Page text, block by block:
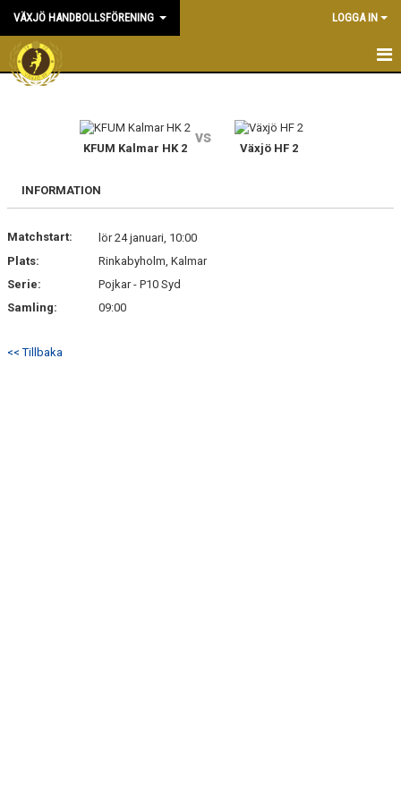
VÄXJÖ HANDBOLLSFÖRENING LOGGA IN
HEM
KONTAKT & KANSLI
DOKUMENT
KFUM Kalmar HK 2
vs
Växjö HF 2
INFORMATION
Matchstart:
lör 24 januari, 10:00
Plats:
Rinkabyholm, Kalmar
Serie:
Pojkar - P10 Syd
Samling:
09:00
<< Tillbaka